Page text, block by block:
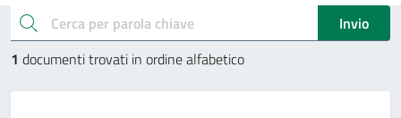
Esplora documenti pubblici
cerca
Invio
1 documenti trovati in ordine alfabetico